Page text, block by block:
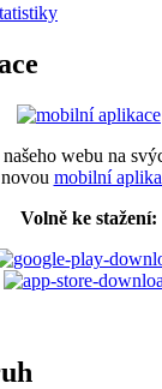
webu na
mobilní
Volně ke stažení: